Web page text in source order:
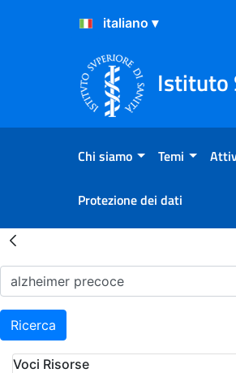
Salta al Contenuto
Salta al Footer
Istituto
Chi siamo Temi
Protezione dei dati
Risultati della
Ricerca
Voci Risorse